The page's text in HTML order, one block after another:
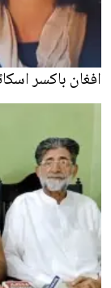
افغان باکسر